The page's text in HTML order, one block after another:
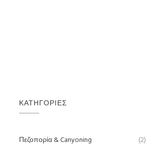
ΚΑΤΗΓΟΡΊΕΣ
Πεζοπορία & Canyoning
(2)